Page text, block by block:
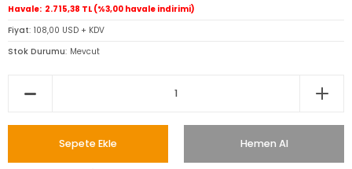
Havale 2.715,38 TL (%3,00 havale indirimi)
Fiyat 108,00 USD + KDV
Stok Durumu Mevcut
Sepete Ekle Hemen Al